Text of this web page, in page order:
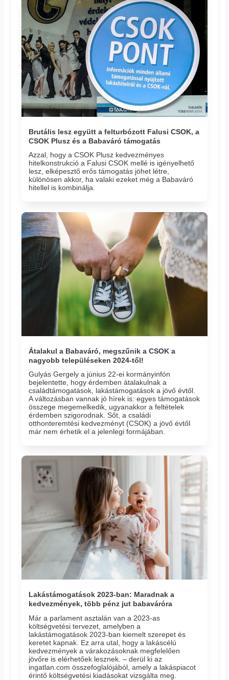
Brutális lesz együtt a felturbózott Falusi CSOK, a
CSOK Plusz és a Babaváró támogatás
Azzal, hogy a CSOK Plusz kedvezményes
hitelkonstrukció a Falusi CSOK mellé is igényelhető
lesz, elképesztő erős támogatás jöhet létre,
különösen akkor, ha valaki ezeket még a Babaváró
hitellel is kombinálja.
Átalakul a Babaváró, megszűnik a CSOK a
nagyobb településeken 2024-től!
Gulyás Gergely a június 22-ei kormányinfón
bejelentette, hogy érdemben átalakulnak a
családtámogatások, lakástámogatások a jövő évtől.
A változásban vannak jó hírek is: egyes támogatások
összege megemelkedik, ugyanakkor a feltételek
érdemben szigorodnak. Sőt, a családi
otthonteremtési kedvezményt (CSOK) a jövő évtől
már nem érhetik el a jelenlegi formájában.
Lakástámogatások 2023-ban: Maradnak a
kedvezmények, több pénz jut babaváróra
Már a parlament asztalán van a 2023-as
költségvetési tervezet, amelyben a
lakástámogatások 2023-ban kiemelt szerepet és
keretet kapnak. Ez arra utal, hogy a lakáscélú
kedvezmények a várakozásoknak megfelelően
jövőre is elérhetőek lesznek. – derül ki az
ingatlan.com összefoglalójából, amely a lakáspiacot
érintő költségvetési kiadásokat vizsgálta meg.